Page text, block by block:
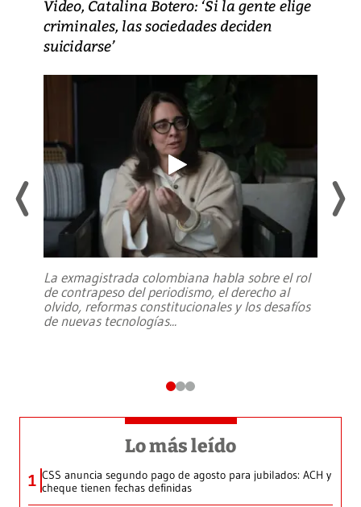
Video, Catalina Botero: ‘Si la gente elige
criminales, las sociedades deciden
suicidarse’
La exmagistrada colombiana habla sobre el rol
de contrapeso del periodismo, el derecho al
olvido, reformas constitucionales y los desafíos
de nuevas tecnologías...
Lo más leído
1 CSS anuncia segundo pago de agosto para jubilados: ACH y
cheque tienen fechas definidas